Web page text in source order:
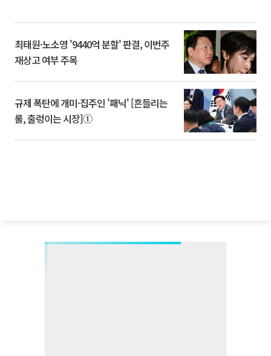
최태원·노소영 '9440억 분할' 판결, 이번주
재상고 여부 주목
규제 폭탄에 개미·집주인 '패닉' [흔들리는
룰, 출렁이는 시장]①